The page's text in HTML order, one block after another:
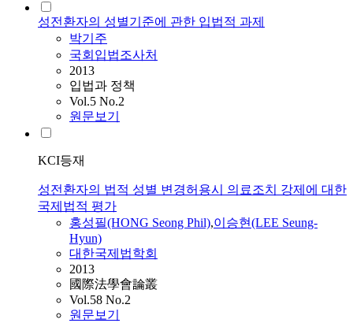
성전환자의 성별기준에 관한 입법적 과제
박기주
국회입법조사처
2013
입법과 정책
Vol.5 No.2
원문보기
KCI등재
성전환자의 법적 성별 변경허용시 의료조치 강제에 대한
국제법적 평가
홍성필(HONG Seong Phil),이승현(LEE Seung-
Hyun)
대한국제법학회
2013
國際法學會論叢
Vol.58 No.2
원문보기